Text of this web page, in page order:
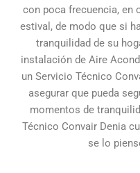
con poca frecuencia, en
estival, de modo que si
tranquilidad de su
instalación de Aire
un Servicio Técnico
asegurar que pueda
momentos de
Técnico Convair Denia
se lo